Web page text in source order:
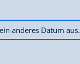
anderes Datum aus.